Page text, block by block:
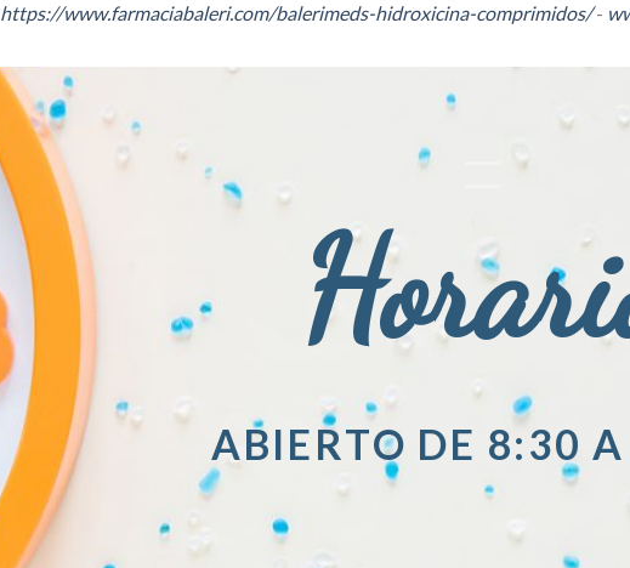
https://www.farmaciabaleri.com/balerimeds-hidroxicina-comprimidos/-
ABIERTO DE 8:30